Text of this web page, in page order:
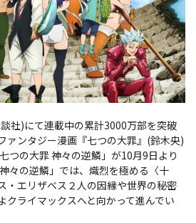
社)にて連載中の累計3000万部を突破
ァンタジー漫画『七つの大罪』(鈴木央)
つの大罪 神々の逆鱗」が10月9日より
々の逆鱗」では、熾烈を極める〈十
・エリザベス２人の因縁や世界の秘密
クライマックスへと向かって進んでい